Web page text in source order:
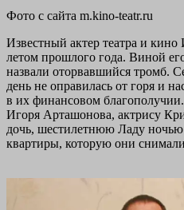
Фото с сайта m.kino-teatr.ru
Известный актер театра и
летом прошлого года. Виной
назвали оторвавшийся тромб.
день не оправилась от горя и
в их финансовом
Игоря Арташонова, актрису
дочь, шестилетнюю Ладу
квартиры, которую они